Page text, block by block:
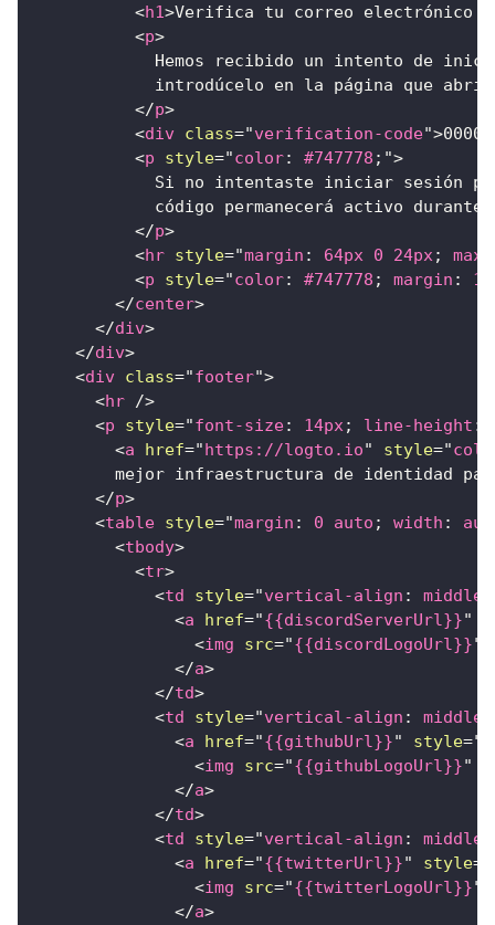
<h1>Verifica tu correo electrónico
<p>
Hemos recibido un intento de
introdúcelo en la página que
</p>
<div class="verification-code">
<p style="color: #747778 ; ">
Si no intentaste iniciar sesión
código permanecerá activo durante
</p>
<hr style="margin : 64px 0 24px;
<p style="color: #747778 ; margin : 16
</center>
</div>
</div>
<div class="footer">
<hr />
<p style="font-size: 14px; line-height :
<a href="https://logto.io" style="
mejor infraestructura de identidad
</p>
<table style="margin : 0 auto ; width :
<tbody>
<tr>
<td style="vertical-align : middle
<a href="{{discordServerUrl}}"
<img src="{{discordLogoUrl}}"
</a>
</td>
<td style="vertical-align : middle
<a href="{{githubUrl}}" style="
<img src="{{githubLogoUrl}}"
</a>
</td>
<td style="vertical-align : middle
<a href="{{twitterUrl}}" style=
<img src="{{twitterLogoUrl}}"
</a>